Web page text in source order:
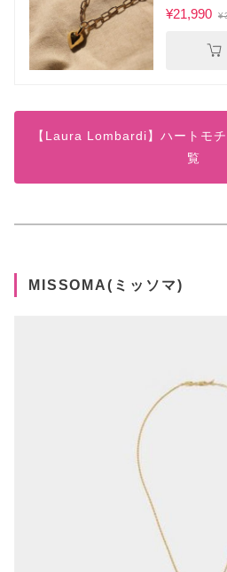
¥21,990
【Laura Lombardi】ハートモ
覧
MISSOMA(ミッソマ)